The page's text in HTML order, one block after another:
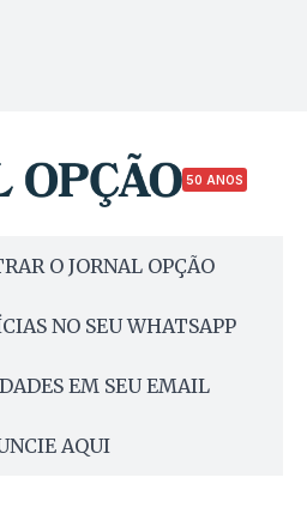
50 ANOS
O JORNAL OPÇÃO
NO SEU WHATSAPP
EM SEU EMAIL
AQUI